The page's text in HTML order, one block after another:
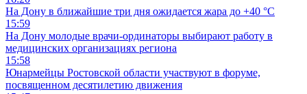
На Дону в ближайшие три дня ожидается жара до +40 °C
15:59
На Дону молодые врачи-ординаторы выбирают работу в
медицинских организациях региона
15:58
Юнармейцы Ростовской области участвуют в форуме,
посвященном десятилетию движения